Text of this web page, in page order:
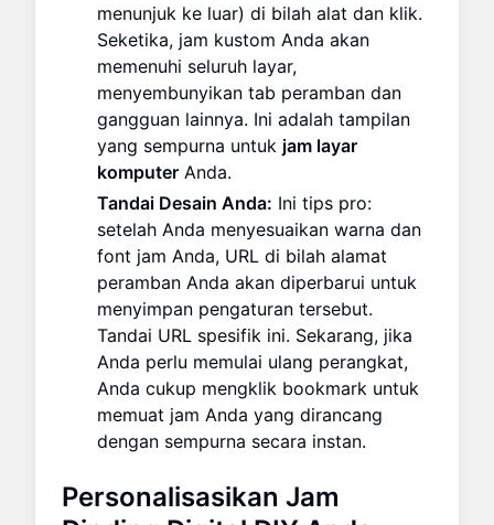
menunjuk ke luar) di bilah alat dan klik.
Seketika, jam kustom Anda akan
memenuhi seluruh layar,
menyembunyikan tab peramban dan
gangguan lainnya. Ini adalah tampilan
yang sempurna untuk jam layar
komputer Anda.
Tandai Desain Anda: Ini tips pro:
setelah Anda menyesuaikan warna dan
font jam Anda, URL di bilah alamat
peramban Anda akan diperbarui untuk
menyimpan pengaturan tersebut.
Tandai URL spesifik ini. Sekarang, jika
Anda perlu memulai ulang perangkat,
Anda cukup mengklik bookmark untuk
memuat jam Anda yang dirancang
dengan sempurna secara instan.
Personalisasikan Jam